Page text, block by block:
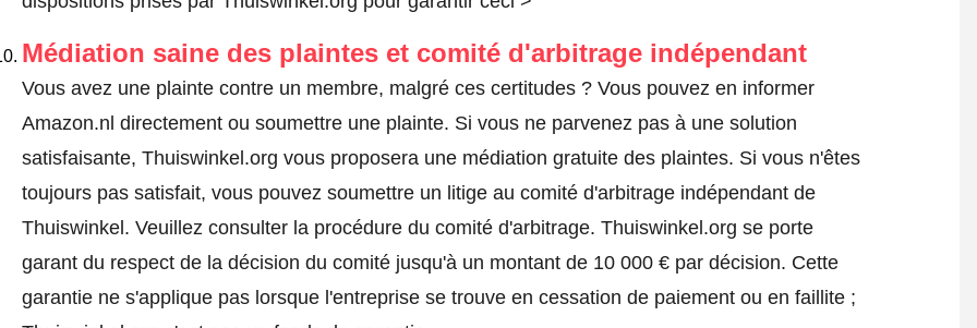
Médiation saine des plaintes et comité d'arbitrage indépendant
Vous avez une plainte contre un membre, malgré ces certitudes ? Vous pouvez en informer
Amazon.nl directement ou soumettre une plainte. Si vous ne parvenez pas à une solution
satisfaisante, Thuiswinkel.org vous proposera une médiation gratuite des plaintes. Si vous n'êtes
toujours pas satisfait, vous pouvez soumettre un litige au comité d'arbitrage indépendant de
Thuiswinkel. Veuillez consulter la procédure du comité d'arbitrage. Thuiswinkel.org se porte
garant du respect de la décision du comité jusqu'à un montant de 10 000 € par décision. Cette
garantie ne s'applique pas lorsque l'entreprise se trouve en cessation de paiement ou en faillite ;